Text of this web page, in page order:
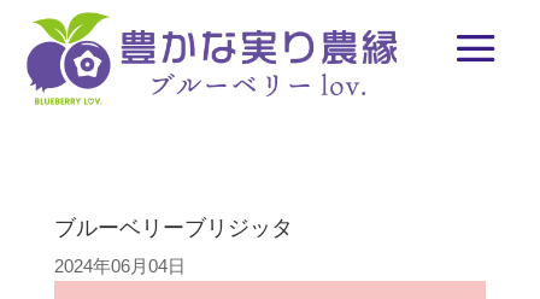
ブルーベリーブリジッタ
2024年06月04日